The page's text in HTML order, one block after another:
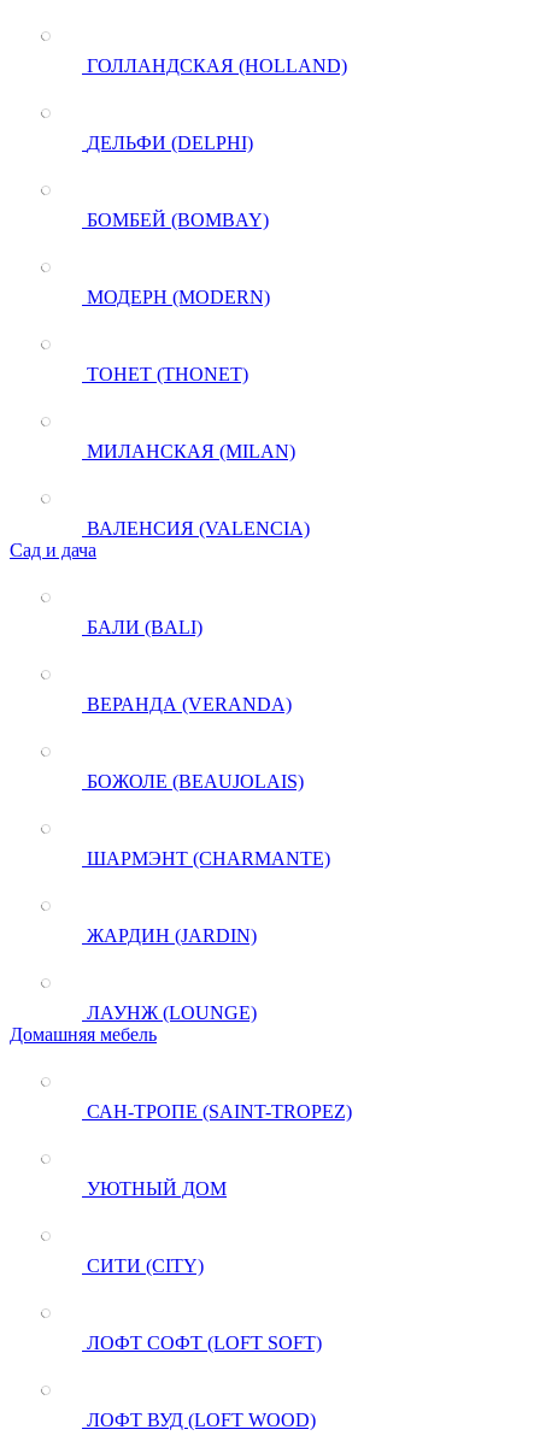
ГОЛЛАНДСКАЯ (HOLLAND)
ДЕЛЬФИ (DELPHI)
БОМБЕЙ (BOMBAY)
МОДЕРН (MODERN)
ТОНЕТ (THONET)
МИЛАНСКАЯ (MILAN)
ВАЛЕНСИЯ (VALENCIA)
Сад и дача
БАЛИ (BALI)
ВЕРАНДА (VERANDA)
БОЖОЛЕ (BEAUJOLAIS)
ШАРМЭНТ (CHARMANTE)
ЖАРДИН (JARDIN)
ЛАУНЖ (LOUNGE)
Домашняя мебель
САН-ТРОПЕ (SAINT-TROPEZ)
УЮТНЫЙ ДОМ
СИТИ (CITY)
ЛОФТ СОФТ (LOFT SOFT)
ЛОФТ ВУД (LOFT WOOD)